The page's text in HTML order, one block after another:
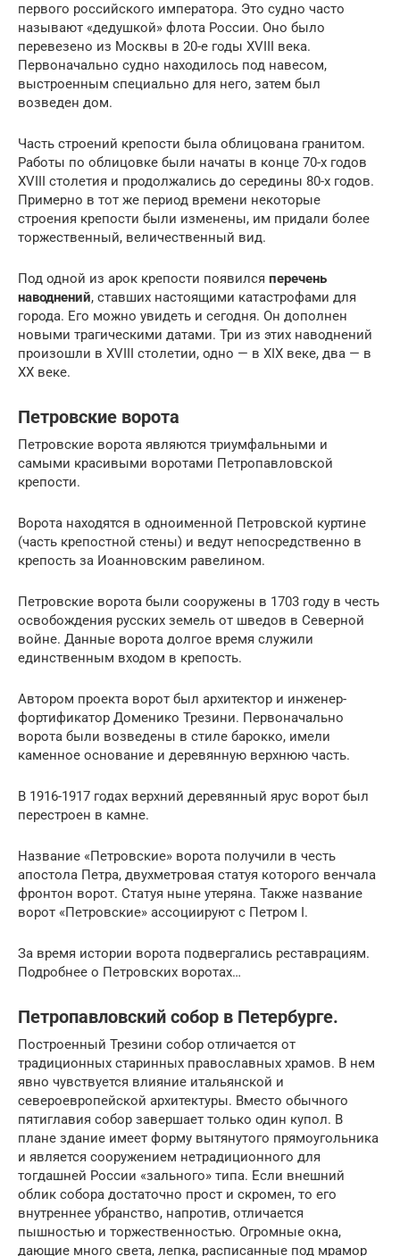
первого российского императора. Это судно часто
называют «дедушкой» флота России. Оно было
перевезено из Москвы в 20-е годы XVIII века.
Первоначально судно находилось под навесом,
выстроенным специально для него, затем был
возведен дом.
Часть строений крепости была облицована гранитом.
Работы по облицовке были начаты в конце 70-х годов
XVIII столетия и продолжались до середины 80-х годов.
Примерно в тот же период времени некоторые
строения крепости были изменены, им придали более
торжественный, величественный вид.
Под одной из арок крепости появился перечень
наводнений, ставших настоящими катастрофами для
города. Его можно увидеть и сегодня. Он дополнен
новыми трагическими датами. Три из этих наводнений
произошли в XVIII столетии, одно — в XIX веке, два — в
XX веке.
Петровские ворота
Петровские ворота являются триумфальными и
самыми красивыми воротами Петропавловской
крепости.
Ворота находятся в одноименной Петровской куртине
(часть крепостной стены) и ведут непосредственно в
крепость за Иоанновским равелином.
Петровские ворота были сооружены в 1703 году в честь
освобождения русских земель от шведов в Северной
войне. Данные ворота долгое время служили
единственным входом в крепость.
Автором проекта ворот был архитектор и инженер-
фортификатор Доменико Трезини. Первоначально
ворота были возведены в стиле барокко, имели
каменное основание и деревянную верхнюю часть.
В 1916-1917 годах верхний деревянный ярус ворот был
перестроен в камне.
Название «Петровские» ворота получили в честь
апостола Петра, двухметровая статуя которого венчала
фронтон ворот. Статуя ныне утеряна. Также название
ворот «Петровские» ассоциируют с Петром I.
За время истории ворота подвергались реставрациям.
Подробнее о Петровских воротах…
Петропавловский собор в Петербурге.
Построенный Трезини собор отличается от
традиционных старинных православных храмов. В нем
явно чувствуется влияние итальянской и
североевропейской архитектуры. Вместо обычного
пятиглавия собор завершает только один купол. В
плане здание имеет форму вытянутого прямоугольника
и является сооружением нетрадиционного для
тогдашней России «зального» типа. Если внешний
облик собора достаточно прост и скромен, то его
внутреннее убранство, напротив, отличается
пышностью и торжественностью. Огромные окна,
дающие много света, лепка, расписанные под мрамор